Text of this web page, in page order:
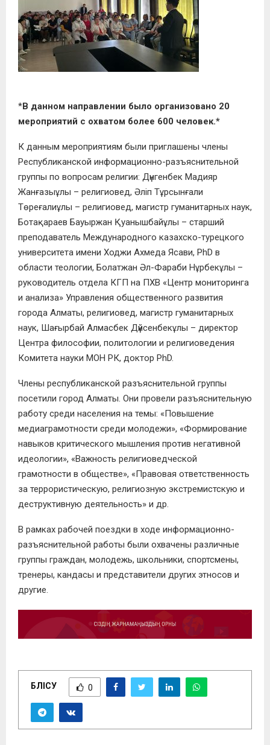
*В данном направлении было организовано 20
мероприятий с охватом более 600 человек.*
К данным мероприятиям были приглашены члены
Республиканской информационно-разъяснительной
группы по вопросам религии: Дүнгенбек Мадияр
Жанғазыұлы – религиовед, Әліп Тұрсынғали
Төреғалиұлы – религиовед, магистр гуманитарных наук,
Ботақараев Бауыржан Қуанышбайұлы – старший
преподаватель Международного казахско-турецкого
университета имени Ходжи Ахмеда Ясави, PhD в
области теологии, Болатжан Әл-Фараби Нұрбекұлы –
руководитель отдела КГП на ПХВ «Центр мониторинга
и анализа» Управления общественного развития
города Алматы, религиовед, магистр гуманитарных
наук, Шағырбай Алмасбек Дүйсенбекұлы – директор
Центра философии, политологии и религиоведения
Комитета науки МОН РК, доктор PhD.
Члены республиканской разъяснительной группы
посетили город Алматы. Они провели разъяснительную
работу среди населения на темы: «Повышение
медиаграмотности среди молодежи», «Формирование
навыков критического мышления против негативной
идеологии», «Важность религиоведческой
грамотности в обществе», «Правовая ответственность
за террористическую, религиозную экстремистскую и
деструктивную деятельность» и др.
В рамках рабочей поездки в ходе информационно-
разъяснительной работы были охвачены различные
группы граждан, молодежь, школьники, спортсмены,
тренеры, кандасы и представители других этносов и
другие.
БӨЛІСУ 0